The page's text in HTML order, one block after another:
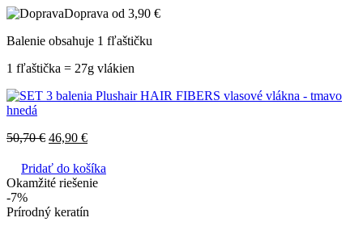
Doprava od 3,90 €
Balenie obsahuje 1 fľaštičku
1 fľaštička = 27g vlákien
50,70€ 46,90 €
Pridať do košíka
Okamžité riešenie
-7%
Prírodný keratín